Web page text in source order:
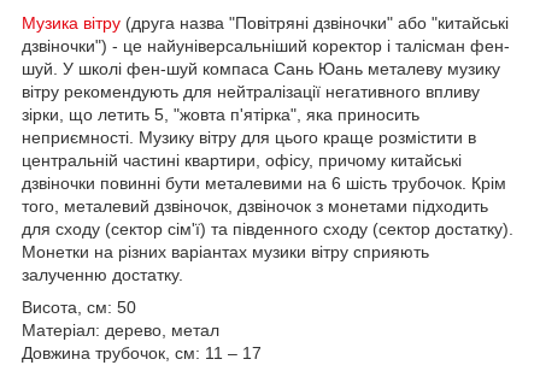
Музика вітру (друга назва "Повітряні дзвіночки" або "китайські
дзвіночки") - це найуніверсальніший коректор і талісман фен-
шуй. У школі фен-шуй компаса Сань Юань металеву музику
вітру рекомендують для нейтралізації негативного впливу
зірки, що летить 5, "жовта п'ятірка", яка приносить
неприємності. Музику вітру для цього краще розмістити в
центральній частині квартири, офісу, причому китайські
дзвіночки повинні бути металевими на 6 шість трубочок. Крім
того, металевий дзвіночок, дзвіночок з монетами підходить
для сходу (сектор сім'ї) та південного сходу (сектор достатку).
Монетки на різних варіантах музики вітру сприяють
залученню достатку.
Висота, см: 50
Матеріал: дерево, метал
Довжина трубочок, см: 11 – 17